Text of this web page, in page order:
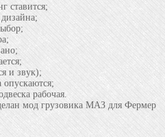
ставится;
и звук);
опускаются;
рабочая.
мод грузовика МАЗ для Фермер